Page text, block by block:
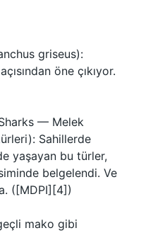
griseus):
öne çıkıyor.
— Melek
Sahillerde
yaşayan bu türler,
belgelendi. Ve
([MDPI][4])
mako gibi